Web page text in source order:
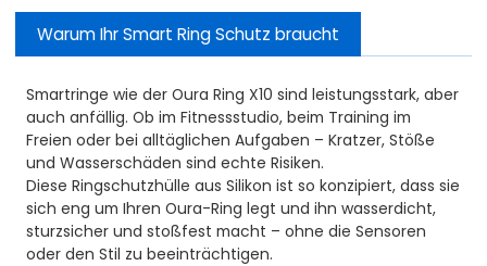
Warum Ihr Smart Ring Schutz braucht
Smartringe wie der Oura Ring X10 sind leistungsstark, aber
auch anfällig. Ob im Fitnessstudio, beim Training im
Freien oder bei alltäglichen Aufgaben – Kratzer, Stöße
und Wasserschäden sind echte Risiken.
Diese Ringschutzhülle aus Silikon ist so konzipiert, dass sie
sich eng um Ihren Oura-Ring legt und ihn wasserdicht,
sturzsicher und stoßfest macht – ohne die Sensoren
oder den Stil zu beeinträchtigen.